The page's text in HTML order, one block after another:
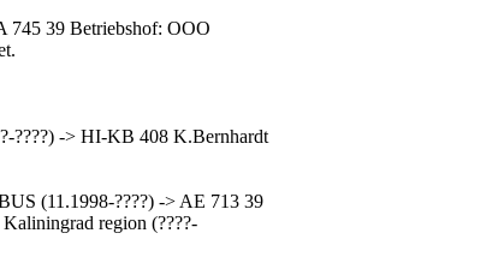
39 Betriebshof: OOO
????) -> HI-KB 408 K.Bernhardt
(11.1998-????) -> AE 713 39
region (????-